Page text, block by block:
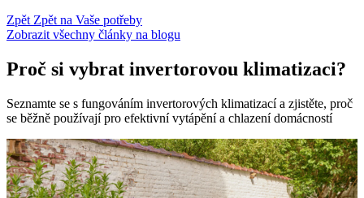
Zpět Zpět na Vaše potřeby
Zobrazit všechny články na blogu
Proč si vybrat invertorovou klimatizaci?
Seznamte se s fungováním invertorových klimatizací a zjistěte, proč
se běžně používají pro efektivní vytápění a chlazení domácností